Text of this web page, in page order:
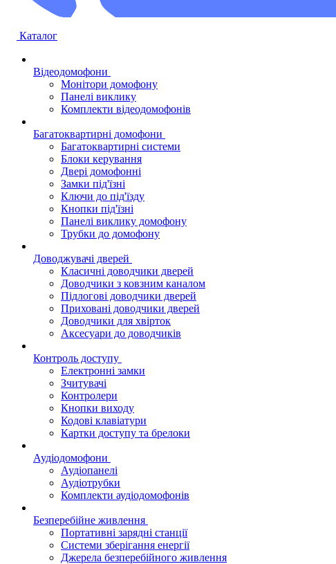
Каталог
Відеодомофони
Монітори домофону
Панелі виклику
Комплекти відеодомофонів
Багатоквартирні домофони
Багатоквартирні системи
Блоки керування
Двері домофонні
Замки під'їзні
Ключи до під'їзду
Кнопки під'їзні
Панелі виклику домофону
Трубки до домофону
Доводжувачі дверей
Класичні доводчики дверей
Доводчики з ковзним каналом
Підлогові доводчики дверей
Приховані доводчики дверей
Доводчики для хвірток
Аксесуари до доводчиків
Контроль доступу
Електронні замки
Зчитувачі
Контролери
Кнопки виходу
Кодові клавіатури
Картки доступу та брелоки
Аудіодомофони
Аудіопанелі
Аудіотрубки
Комплекти аудіодомофонів
Безперебійне живлення
Портативні зарядні станції
Системи зберігання енергії
Джерела безперебійного живлення